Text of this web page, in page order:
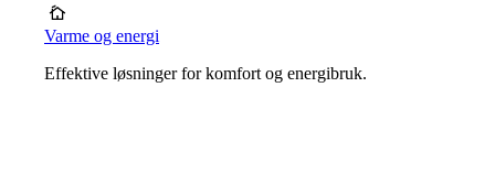
Varme og energi
Effektive løsninger for komfort og energibruk.